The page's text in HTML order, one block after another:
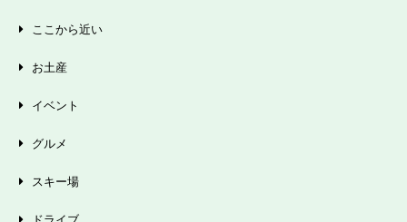
ここから近い
お土産
イベント
グルメ
スキー場